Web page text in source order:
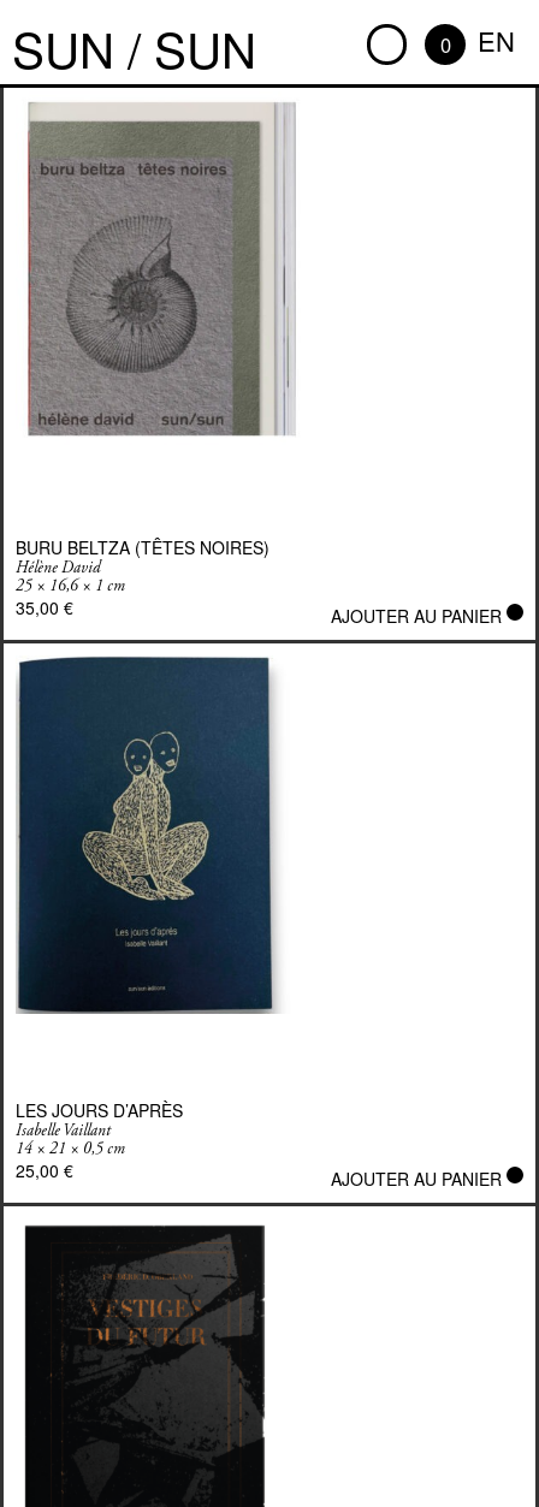
SUN / SUN 0 EN
BURU BELTZA (TÊTES NOIRES)
Hélène David
25 × 16,6 × 1 cm
35,00 € AJOUTER AU PANIER
LES JOURS D’APRÈS
Isabelle Vaillant
14 × 21 × 0,5 cm
25,00 € AJOUTER AU PANIER